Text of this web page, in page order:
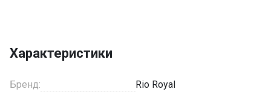
Характеристики
Бренд:
Rio Royal